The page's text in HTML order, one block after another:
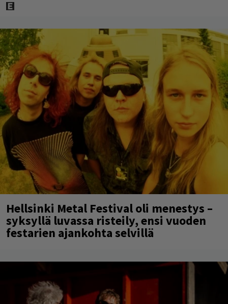
Hellsinki Metal Festival oli menestys –
syksyllä luvassa risteily, ensi vuoden
festarien ajankohta selvillä